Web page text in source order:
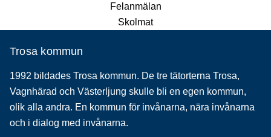
Felanmälan
Skolmat
Trosa kommun
1992 bildades Trosa kommun. De tre tätorterna Trosa,
Vagnhärad och Västerljung skulle bli en egen kommun,
olik alla andra. En kommun för invånarna, nära invånarna
och i dialog med invånarna.